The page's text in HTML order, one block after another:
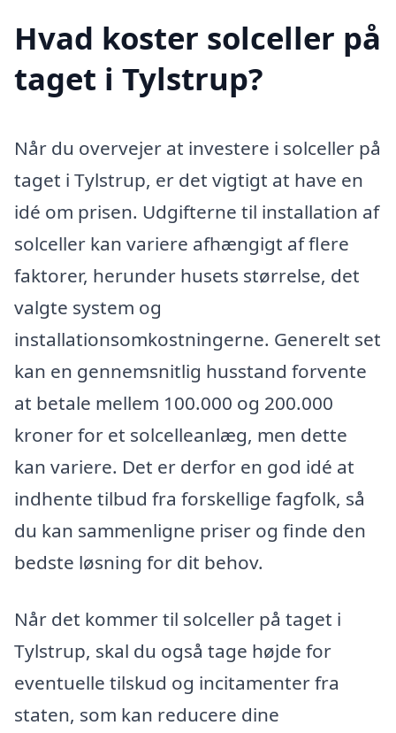
Hvad koster solceller på
taget i Tylstrup?
Når du overvejer at investere i solceller på
taget i Tylstrup, er det vigtigt at have en
idé om prisen. Udgifterne til installation af
solceller kan variere afhængigt af flere
faktorer, herunder husets størrelse, det
valgte system og
installationsomkostningerne. Generelt set
kan en gennemsnitlig husstand forvente
at betale mellem 100.000 og 200.000
kroner for et solcelleanlæg, men dette
kan variere. Det er derfor en god idé at
indhente tilbud fra forskellige fagfolk, så
du kan sammenligne priser og finde den
bedste løsning for dit behov.
Når det kommer til solceller på taget i
Tylstrup, skal du også tage højde for
eventuelle tilskud og incitamenter fra
staten, som kan reducere dine